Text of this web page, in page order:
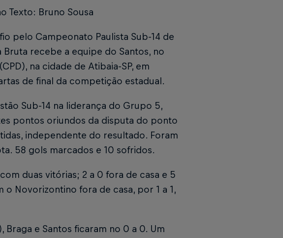
Texto: Bruno Sousa
pelo Campeonato Paulista Sub-14 de
Bruta recebe a equipe do Santos, no
na cidade de Atibaia-SP, em
de final da competição estadual.
Sub-14 na liderança do Grupo 5,
pontos oriundos da disputa do ponto
independente do resultado. Foram
58 gols marcados e 10 sofridos.
duas vitórias; 2 a 0 fora de casa e 5
o Novorizontino fora de casa, por 1 a 1,
e Santos ficaram no 0 a 0. Um